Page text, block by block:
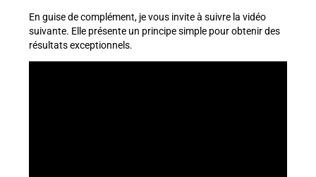
En guise de complément, je vous invite à suivre la vidéo
suivante. Elle présente un principe simple pour obtenir des
résultats exceptionnels.